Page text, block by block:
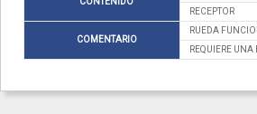
RECEPTOR
COMENTARIO
RUEDA
REQUIERE